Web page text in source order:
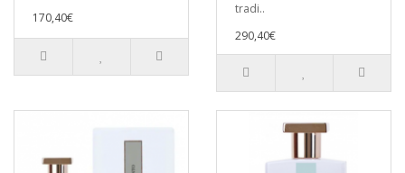
170,40€
tradi..
290,40€